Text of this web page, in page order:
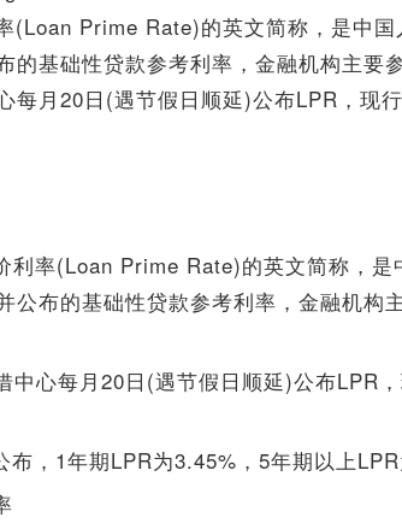
(Loan Prime Rate)的英文简称，是中
的基础性贷款参考利率，金融机构主要
每月20日(遇节假日顺延)公布LPR，现
利率(Loan Prime Rate)的英文简称，是
公布的基础性贷款参考利率，金融机构
中心每月20日(遇节假日顺延)公布LPR
，1年期LPR为3.45%，5年期以上LPR